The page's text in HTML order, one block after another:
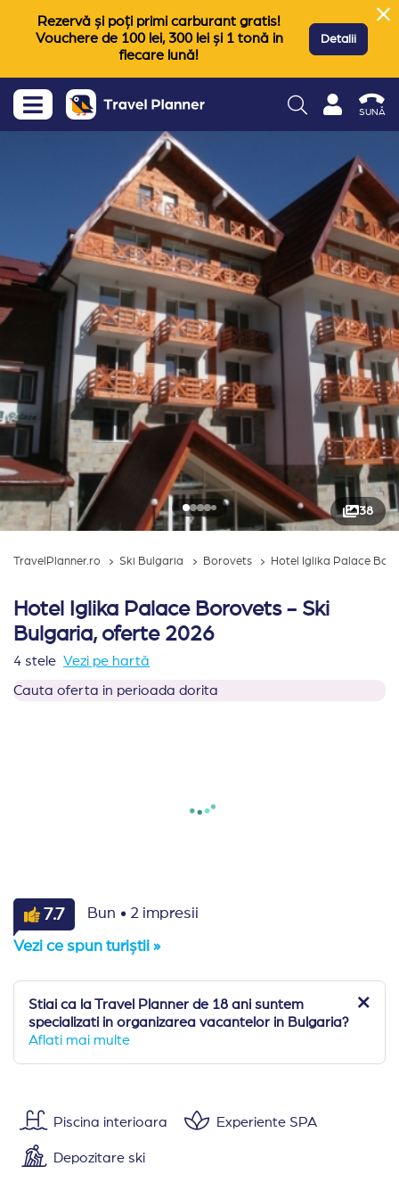
Rezervă și poți primi carburant gratis!
Vouchere de 100 lei, 300 lei și 1 tonă in
fiecare lună!
Detalii
SUNĂ
38
TravelPlanner.ro Ski Bulgaria Borovets Hotel Iglika Palace
Hotel Iglika Palace Borovets - Ski
Bulgaria, oferte 2026
4 stele Vezi pe hartă
Cauta oferta in perioada dorita
7.7 Bun · 2 impresii
Vezi ce spun turiștii »
Stiai ca la Travel Planner de 18 ani suntem
specializati in organizarea vacantelor in Bulgaria?
Aflati mai multe
Piscina interioara Experiente SPA
Depozitare ski